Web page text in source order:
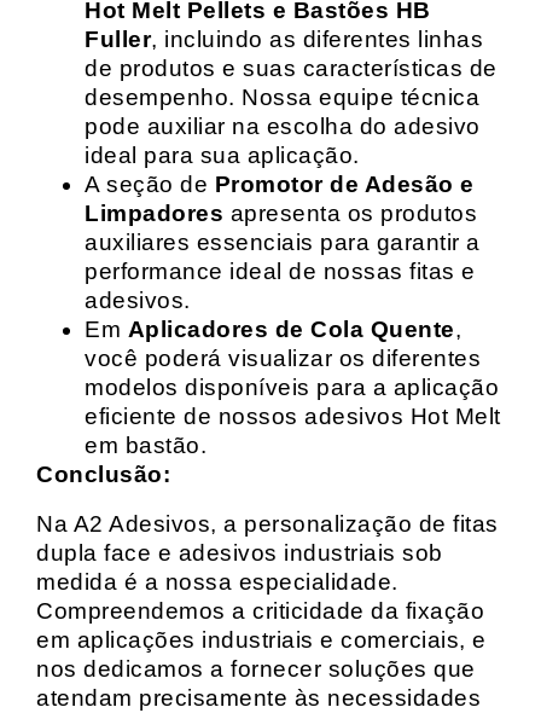
Hot Melt Pellets e Bastões HB
Fuller, incluindo as diferentes linhas
de produtos e suas características de
desempenho. Nossa equipe técnica
pode auxiliar na escolha do adesivo
ideal para sua aplicação.
A seção de Promotor de Adesão e
Limpadores apresenta os produtos
auxiliares essenciais para garantir a
performance ideal de nossas fitas e
adesivos.
Em Aplicadores de Cola Quente,
você poderá visualizar os diferentes
modelos disponíveis para a aplicação
eficiente de nossos adesivos Hot Melt
em bastão.
Conclusão:
Na A2 Adesivos, a personalização de fitas
dupla face e adesivos industriais sob
medida é a nossa especialidade.
Compreendemos a criticidade da fixação
em aplicações industriais e comerciais, e
nos dedicamos a fornecer soluções que
atendam precisamente às necessidades